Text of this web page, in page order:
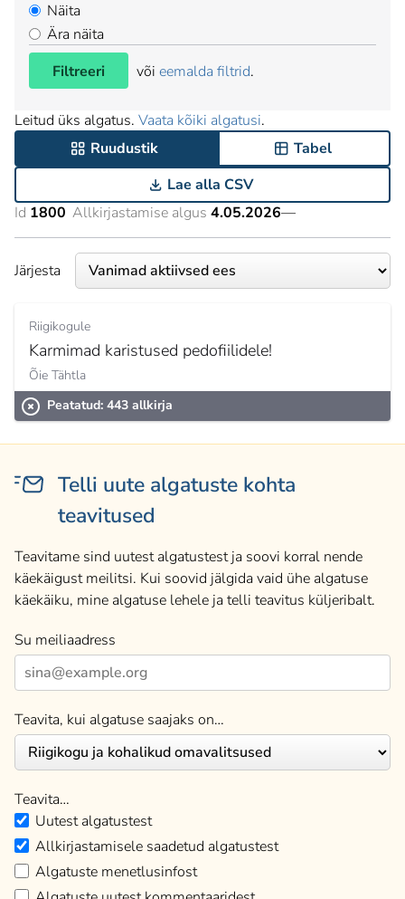
Näita
Ära näita
Filtreeri
või eemalda filtrid.
Leitud üks algatus. Vaata kõiki algatusi.
Ruudustik
Tabel
Lae alla CSV
Id 1800 Allkirjastamise algus 4.05.2026—
Järjesta
Riigikogule
Karmimad karistused pedofiilidele!
Õie Tähtla
Peatatud: 443 allkirja
Telli uute algatuste kohta
teavitused
Teavitame sind uutest algatustest ja soovi korral nende
käekäigust meilitsi. Kui soovid jälgida vaid ühe algatuse
käekäiku, mine algatuse lehele ja telli teavitus küljeribalt.
Su meiliaadress
Teavita, kui algatuse saajaks on…
Teavita…
Uutest algatustest
Allkirjastamisele saadetud algatustest
Algatuste menetlusinfost